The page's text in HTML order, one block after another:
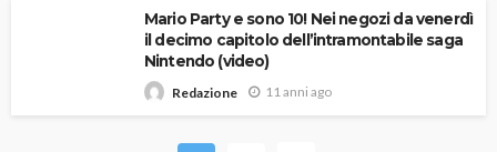
Mario Party e sono 10! Nei negozi da venerdì
il decimo capitolo dell’intramontabile saga
Nintendo (video)
Redazione 11 anni ago